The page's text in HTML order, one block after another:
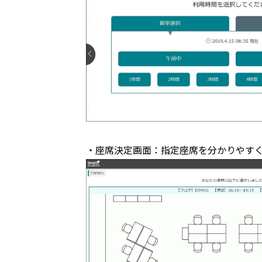
・座席決定画面：指定座席を分かりやす